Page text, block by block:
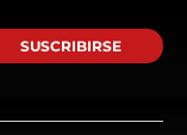
SUSCRIBIRSE